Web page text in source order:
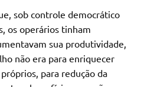
sob controle democrático
os operários tinham
sua produtividade,
não era para enriquecer
para redução da